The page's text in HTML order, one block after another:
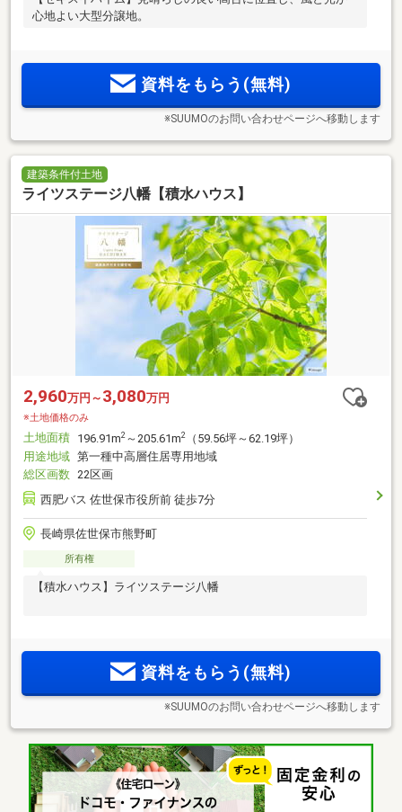
心地よい大型分譲地。
資料をもらう(無料)
※SUUMOのお問い合わせページへ移動します
建築条件付土地
ライツステージ八幡【積水ハウス】
2,960万円～ 3,080万円
※土地価格のみ
土地面積 196.91m2 ～205.61m2
（59.56坪～62.19坪）
用途地域 第一種中高層住居専用地域
総区画数 22区画
西肥バス 佐世保市役所前 徒歩7分
長崎県佐世保市熊野町
所有権
【積水ハウス】ライツステージ八幡
資料をもらう(無料)
※SUUMOのお問い合わせページへ移動します